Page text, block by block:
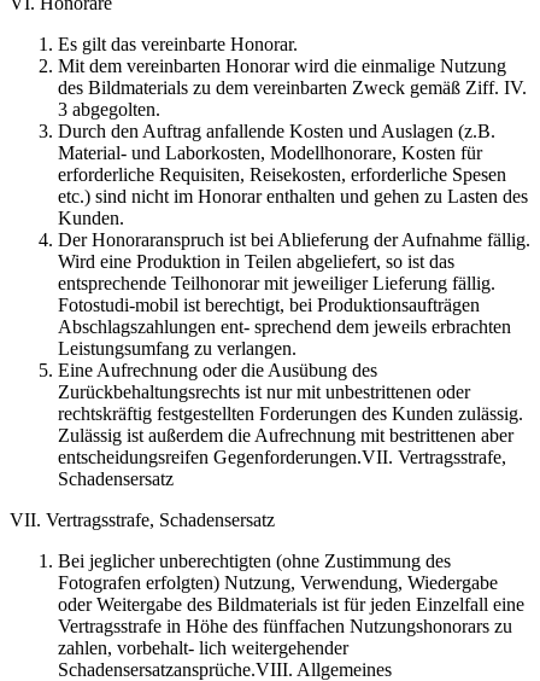
Es gilt das vereinbarte Honorar.
Mit dem vereinbarten Honorar wird die einmalige Nutzung
des Bildmaterials zu dem vereinbarten Zweck gemäß Ziff. IV.
3 abgegolten.
Durch den Auftrag anfallende Kosten und Auslagen (z.B.
Material- und Laborkosten, Modellhonorare, Kosten für
erforderliche Requisiten, Reisekosten, erforderliche Spesen
etc.) sind nicht im Honorar enthalten und gehen zu Lasten des
Kunden.
Der Honoraranspruch ist bei Ablieferung der Aufnahme fällig.
Wird eine Produktion in Teilen abgeliefert, so ist das
entsprechende Teilhonorar mit jeweiliger Lieferung fällig.
Fotostudi-mobil ist berechtigt, bei Produktionsaufträgen
Abschlagszahlungen ent- sprechend dem jeweils erbrachten
Leistungsumfang zu verlangen.
Eine Aufrechnung oder die Ausübung des
Zurückbehaltungsrechts ist nur mit unbestrittenen oder
rechtskräftig festgestellten Forderungen des Kunden zulässig.
Zulässig ist außerdem die Aufrechnung mit bestrittenen aber
entscheidungsreifen Gegenforderungen.VII. Vertragsstrafe,
Schadensersatz
VII. Vertragsstrafe, Schadensersatz
Bei jeglicher unberechtigten (ohne Zustimmung des
Fotografen erfolgten) Nutzung, Verwendung, Wiedergabe
oder Weitergabe des Bildmaterials ist für jeden Einzelfall eine
Vertragsstrafe in Höhe des fünffachen Nutzungshonorars zu
zahlen, vorbehalt- lich weitergehender
Schadensersatzansprüche.VIII. Allgemeines